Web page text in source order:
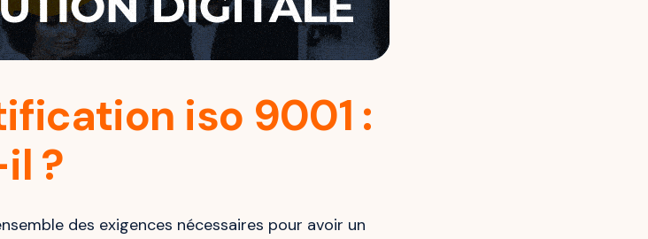
iso 9001 :
?
des exigences nécessaires pour avoir un